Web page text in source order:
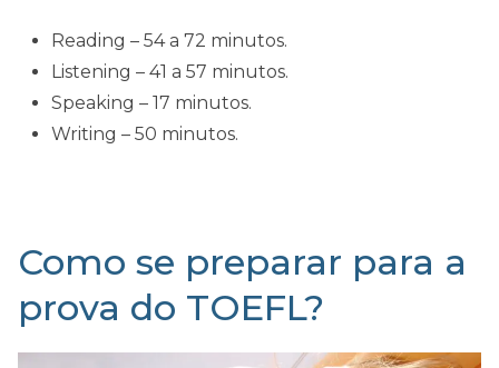
Reading – 54 a 72 minutos.
Listening – 41 a 57 minutos.
Speaking – 17 minutos.
Writing – 50 minutos.
Como se preparar para a
prova do TOEFL?